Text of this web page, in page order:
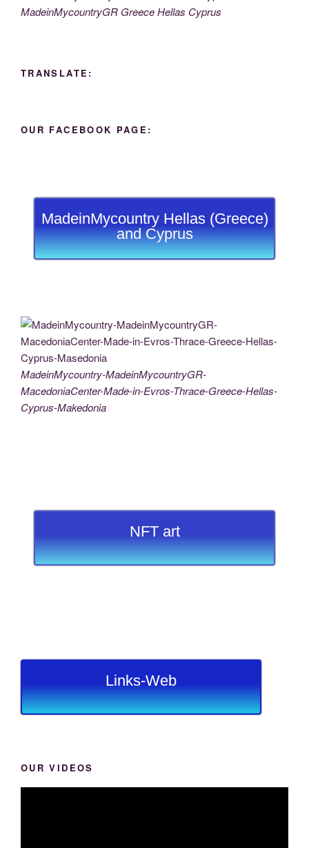
MadeinMycountryGR Greece Hellas Cyprus
TRANSLATE:
OUR FACEBOOK PAGE:
MadeinMycountry Hellas (Greece)
and Cyprus
MadeinMycountry-MadeinMycountryGR-
MacedoniaCenter-Made-in-Evros-Thrace-Greece-Hellas-
Cyprus-Makedonia
NFT art
Links-Web
OUR VIDEOS